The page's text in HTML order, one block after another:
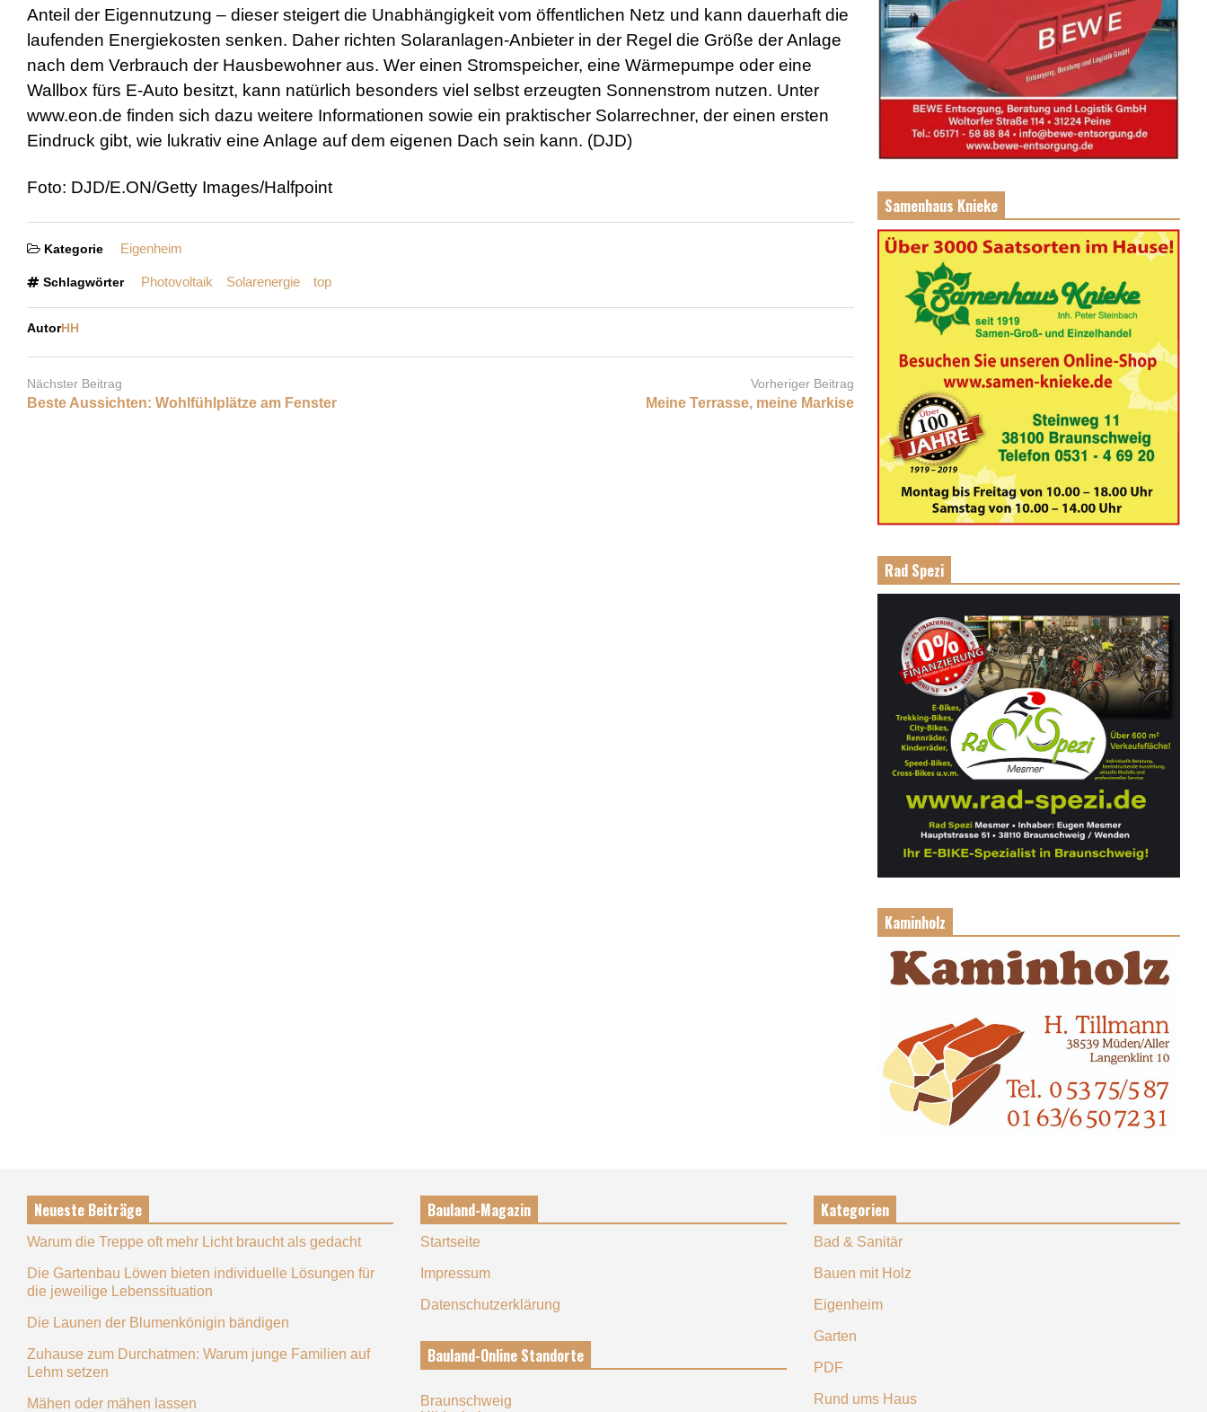
Anteil der Eigennutzung – dieser steigert die Unabhängigkeit vom öffentlichen Netz und kann dauerhaft die
laufenden Energiekosten senken. Daher richten Solaranlagen-Anbieter in der Regel die Größe der Anlage
nach dem Verbrauch der Hausbewohner aus. Wer einen Stromspeicher, eine Wärmepumpe oder eine
Wallbox fürs E-Auto besitzt, kann natürlich besonders viel selbst erzeugten Sonnenstrom nutzen. Unter
www.eon.de finden sich dazu weitere Informationen sowie ein praktischer Solarrechner, der einen ersten
Eindruck gibt, wie lukrativ eine Anlage auf dem eigenen Dach sein kann. (DJD)
Foto: DJD/E.ON/Getty Images/Halfpoint
Kategorie Eigenheim
Schlagwörter Photovoltaik Solarenergie top
AutorHH
Nächster Beitrag
Beste Aussichten: Wohlfühlplätze am Fenster
Vorheriger Beitrag
Meine Terrasse, meine Markise
Samenhaus Knieke
Rad Spezi
Kaminholz
Neueste Beiträge
Warum die Treppe oft mehr Licht braucht als gedacht
Die Gartenbau Löwen bieten individuelle Lösungen für
die jeweilige Lebenssituation
Die Launen der Blumenkönigin bändigen
Zuhause zum Durchatmen: Warum junge Familien auf
Lehm setzen
Mähen oder mähen lassen
Bauland-Magazin
Startseite
Impressum
Datenschutzerklärung
Bauland-Online Standorte
Braunschweig
Kategorien
Bad & Sanitär
Bauen mit Holz
Eigenheim
Garten
PDF
Rund ums Haus